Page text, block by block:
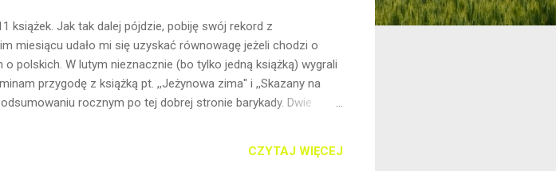
książek. Jak tak dalej pójdzie, pobiję swój rekord z
miesiącu udało mi się uzyskać równowagę jeżeli chodzi o
polskich. W lutym nieznacznie (bo tylko jedną książką) wygrali
przygodę z książką pt. ,,Jeżynowa zima'' i ,,Skazany na
rocznym po tej dobrej stronie barykady. Dwie
5/10 Link do pełnej wersji 4. ,,Bez pożegnania'' 4/10 Link
CZYTAJ WIĘCEJ